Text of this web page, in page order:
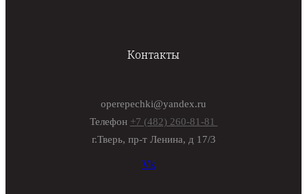
Контакты
operepechki@yandex.ru
Телефон +7 (482) 260-81-81
г.Тверь, пр-т Ленина, д 17/3
Vk